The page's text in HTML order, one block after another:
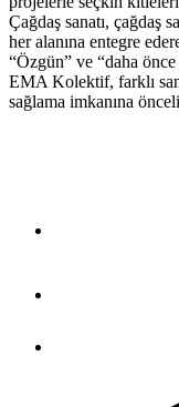
Çağdaş sanatı, çağdaş
her alanına entegre
“Özgün” ve “daha
EMA Kolektif, farklı
sağlama imkanına